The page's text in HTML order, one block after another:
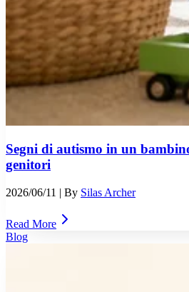
Segni di autismo in un
genitori
2026/06/11 | By Silas Archer
Read More
Blog